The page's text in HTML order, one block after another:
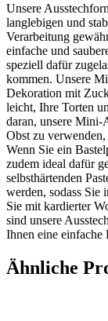
Unsere
langlebigen und
Verarbeitung
einfache und
speziell dafür
kommen. Unsere
Dekoration mit
leicht, Ihre Torten
daran, unsere Mini-
Obst zu
Wenn Sie ein
zudem ideal dafür
selbsthärtenden
werden, sodass Sie
Sie mit kardierter
sind unsere
Ihnen eine einfache
Ähnliche